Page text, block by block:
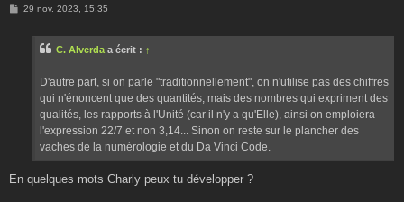
M29 nov. 2023, 15:35
C. Alverda a écrit : ↑
D'autre part, si on parle "traditionnellement", on n'utilise pas des chiffres
qui n'énoncent que des quantités, mais des nombres qui expriment des
qualités, les rapports à l'Unité (car il n'y a qu'Elle), ainsi on emploiera
l'expression 22/7 et non 3,14... Sinon on reste sur le plancher des
vaches de la numérologie et du Da Vinci Code.
En quelques mots Charly peux tu développer ?